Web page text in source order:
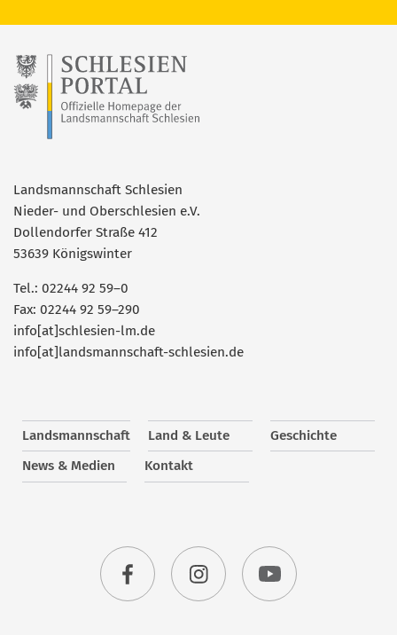
Landsmannschaft Schlesien
Nieder- und Oberschlesien e.V.
Dollendorfer Straße 412
53639 Königswinter
Tel.: 02244 92 59–0
Fax: 02244 92 59–290
info[at]schlesien-lm.de
info[at]landsmannschaft-schlesien.de
Landsmannschaft Land & Leute
Geschichte
News & Medien
Kontakt